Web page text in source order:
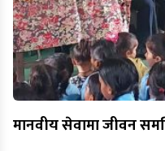
मानवीय सेवामा जीवन